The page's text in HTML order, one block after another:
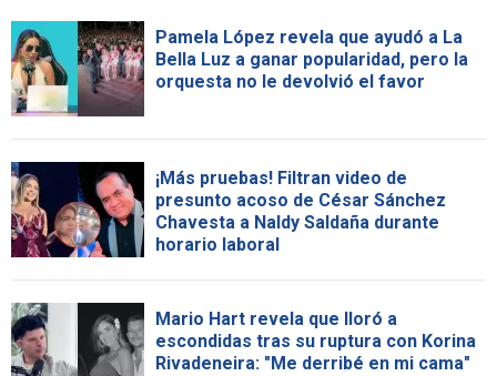
Pamela López revela que ayudó a La
Bella Luz a ganar popularidad, pero la
orquesta no le devolvió el favor
¡Más pruebas! Filtran video de
presunto acoso de César Sánchez
Chavesta a Naldy Saldaña durante
horario laboral
Mario Hart revela que lloró a
escondidas tras su ruptura con Korina
Rivadeneira: "Me derribé en mi cama"